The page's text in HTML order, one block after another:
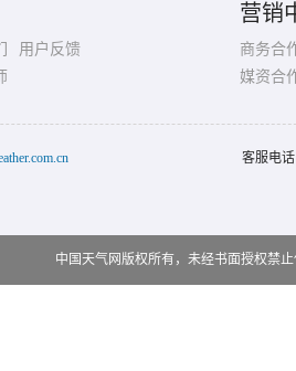
用户反馈
营销
商务合
媒资合
客服电
中国天气网版权所有，未经书面授权